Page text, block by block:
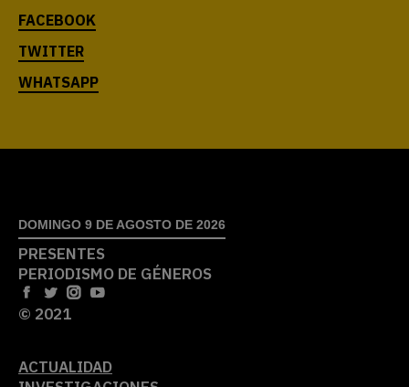
DOMINGO 9 DE AGOSTO DE 2026
PRESENTES
PERIODISMO DE GÉNEROS
© 2021
ACTUALIDAD